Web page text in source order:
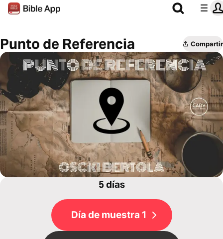
Punto de Referencia Compartir
5 días
Día de muestra 1